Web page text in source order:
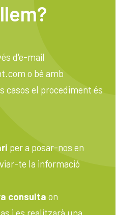
d'e-mail
o bé amb
casos el procediment és
per a posar-nos en
te la informació
consulta on
i es realitzarà una